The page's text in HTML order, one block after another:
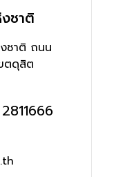
ชาติ
ชาติ ถนน
ตดุสิต